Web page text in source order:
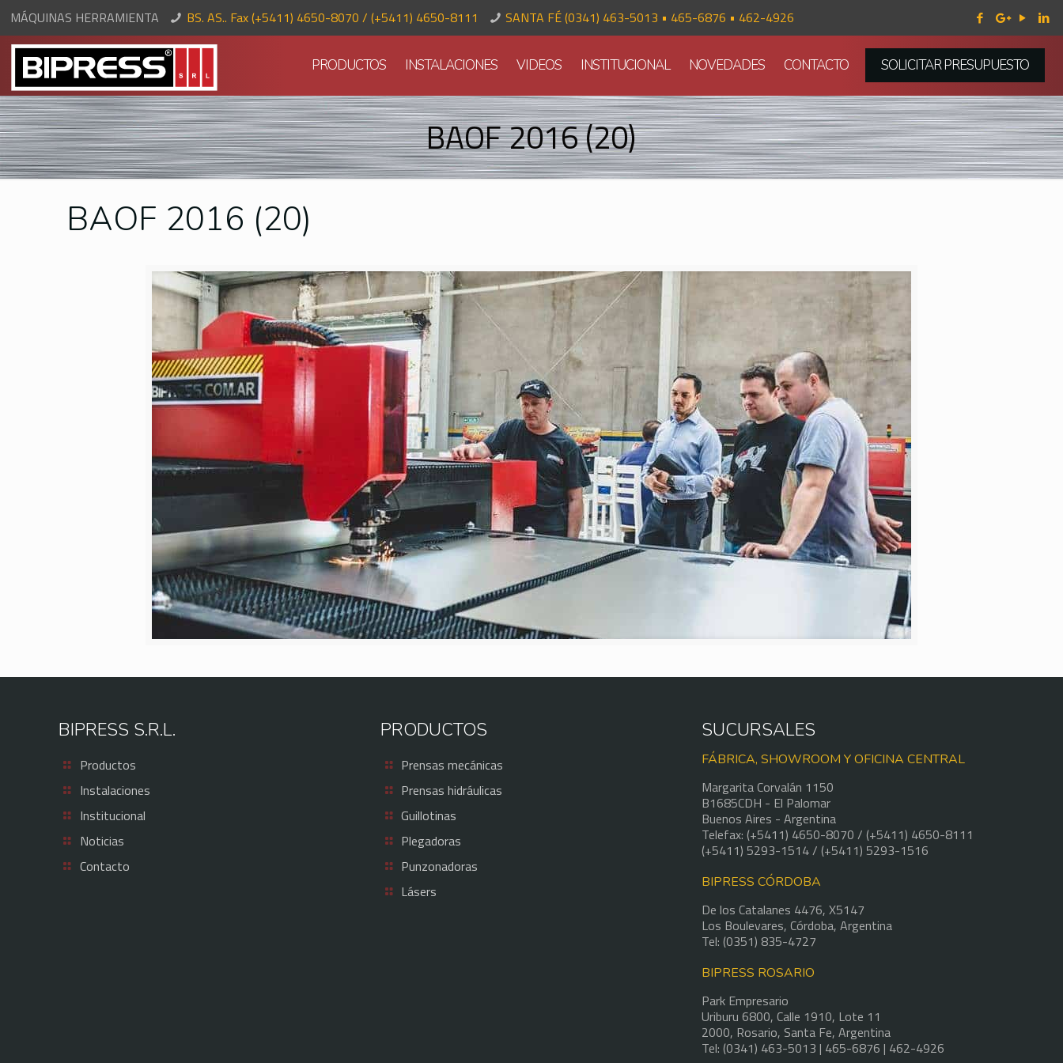
MÁQUINAS HERRAMIENTA BS. AS.. Fax (+5411) 4650-8070 / (+5411) 4650-8111 SANTA FÉ (0341) 463-5013 • 465-6876 • 462-4926
PRODUCTOS INSTALACIONES VIDEOS INSTITUCIONAL NOVEDADES CONTACTO SOLICITAR PRESUPUESTO
BAOF 2016 (20)
BAOF 2016 (20)
BIPRESS S.R.L.
Productos
Instalaciones
Institucional
Noticias
Contacto
PRODUCTOS
Prensas mecánicas
Prensas hidráulicas
Guillotinas
Plegadoras
Punzonadoras
Lásers
SUCURSALES
FÁBRICA, SHOWROOM Y OFICINA CENTRAL
Margarita Corvalán 1150
B1685CDH - El Palomar
Buenos Aires - Argentina
Telefax: (+5411) 4650-8070 / (+5411) 4650-8111
(+5411) 5293-1514 / (+5411) 5293-1516
BIPRESS CÓRDOBA
De los Catalanes 4476, X5147
Los Boulevares, Córdoba, Argentina
Tel: (0351) 835-4727
BIPRESS ROSARIO
Park Empresario
Uriburu 6800, Calle 1910, Lote 11
2000, Rosario, Santa Fe, Argentina
Tel: (0341) 463-5013 | 465-6876 | 462-4926